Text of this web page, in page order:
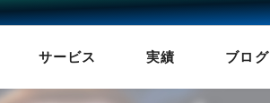
サービス 実績 ブログ